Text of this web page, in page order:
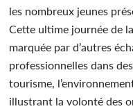
les nombreux jeunes
Cette ultime journée de la
marquée par d’autres
professionnelles dans
tourisme,
illustrant la volonté des